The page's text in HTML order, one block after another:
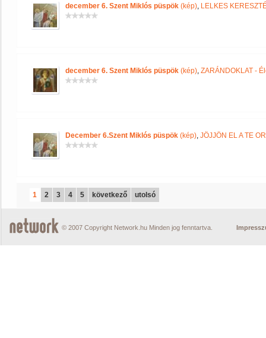
december 6. Szent Miklós püspök (kép), LELKES
december 6. Szent Miklós püspök (kép), ZARÁNDOKLAT -
December 6.Szent Miklós püspök (kép), JÖJJÖN EL A TE
1 2 3 4 5 következő utolsó
© 2007 Copyright Network.hu Minden jog fenntartva.